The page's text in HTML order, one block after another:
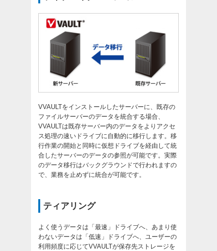
VVAULTをインストールしたサーバーに、既存の
ファイルサーバーのデータを統合する場合、
VVAULTは既存サーバー内のデータをよりアクセ
ス処理の速いドライブに自動的に移行します。移
行作業の開始と同時に仮想ドライブを経由して統
合したサーバーのデータの参照が可能です。実際
のデータ移行はバックグラウンドで行われますの
で、業務を止めずに統合が可能です。
ティアリング
よく使うデータは「最速」ドライブへ、あまり使
わないデータは「低速」ドライブへ、ユーザーの
利用頻度に応じてVVAULTが保存先ストレージを